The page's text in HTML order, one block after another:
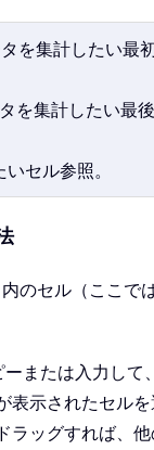
タを集計したい最
タを集計したい最
セル参照。
のセル（ここで
または入力して、
表示されたセル
ラッグすれば、